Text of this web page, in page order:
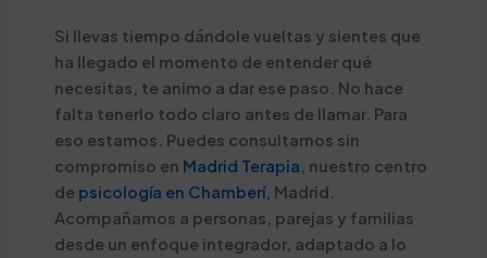
Si llevas tiempo dándole vueltas y sientes que
ha llegado el momento de entender qué
necesitas, te animo a dar ese paso. No hace
falta tenerlo todo claro antes de llamar. Para
eso estamos. Puedes consultarnos sin
compromiso en Madrid Terapia , nuestro centro
de psicología en Chamberí, Madrid.
Acompañamos a personas, parejas y familias
desde un enfoque integrador, adaptado a lo